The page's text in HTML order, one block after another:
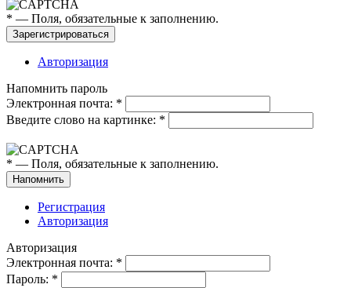
* — Поля, обязательные к заполнению.
Авторизация
Напомнить пароль
Электронная почта: *
Введите слово на картинке: *
* — Поля, обязательные к заполнению.
Регистрация
Авторизация
Авторизация
Электронная почта: *
Пароль: *